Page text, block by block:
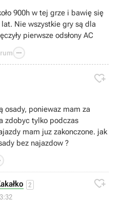
900h w tej grze i bawię się
Nie wszystkie gry są dla
pierwsze odsłony AC


osady, poniewaz mam za
zdobyc tylko podczas
mam juz zakonczone. jak
bez najazdow ?
2 